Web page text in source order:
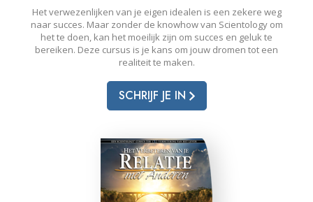
Het verwezenlijken van je eigen idealen is een zekere weg
naar succes. Maar zonder de knowhow van Scientology om
het te doen, kan het moeilijk zijn om succes en geluk te
bereiken. Deze cursus is je kans om jouw dromen tot een
realiteit te maken.
SCHRIJF JE IN